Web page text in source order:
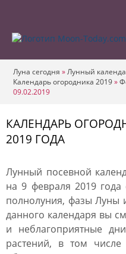
Луна сегодня »Лунный
Календарь огородника 2019»
09.02.2019
КАЛЕНДАРЬ
2019 ГОДА
Лунный посевной
на 9 февраля 2019 года
полнолуния, фазы Луны
данного календаря вы
и неблагоприятные
растений, в том